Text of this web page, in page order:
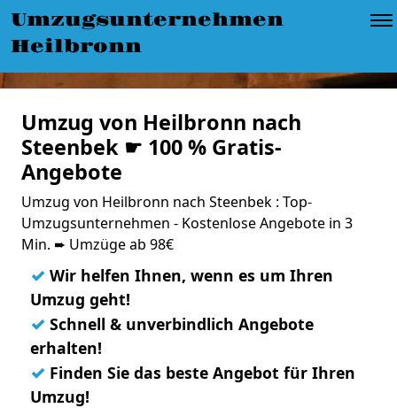
Umzugsunternehmen
Heilbronn
Umzug von Heilbronn nach
Steenbek ☛ 100 % Gratis-
Angebote
Umzug von Heilbronn nach Steenbek : Top-
Umzugsunternehmen - Kostenlose Angebote in 3
Min. ➨ Umzüge ab 98€
✓ Wir helfen Ihnen, wenn es um Ihren
Umzug geht!
✓ Schnell & unverbindlich Angebote
erhalten!
✓ Finden Sie das beste Angebot für Ihren
Umzug!